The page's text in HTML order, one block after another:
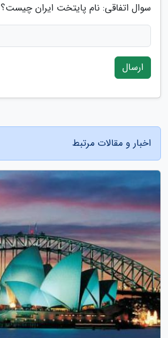
سوال اتفاقی: نام پایتخت ایران چیست؟
ارسال
اخبار و مقالات مرتبط